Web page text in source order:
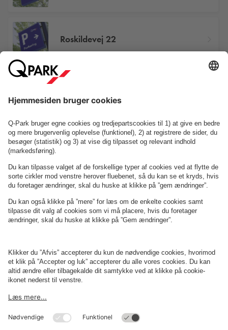
Roskildevej 22
Se P-anlæg på kortet
OmQ-Park
Erhverv
Betingelser og politikker